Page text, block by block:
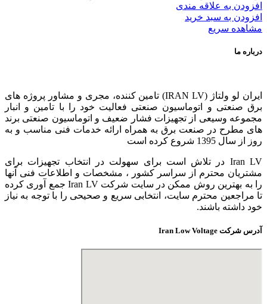
افزودن به علاقه مندی
افزودن به سبد خرید
مشاهده سریع
درباره ما
ایران لو ولتاژ (IRAN LV) تامین کننده، مجری و مشاور پروژه های
برق صنعتی و اتوماسیون صنعتی فعالیت خود را با تامین و انبار
مجموعه وسیعی از تجهیزات فشار ضعیف و اتوماسیون صنعتی برند
های مطرح در صنعت برق به همراه ارائه خدمات فنی مناسب و به
روز از سال 1395 شروع کرده است
Iran LV در تلاش است برای سهولت در انتخاب تجهیزات برای
مشتریان محترم از سراسر کشور ، مشخصات و اطلاعات فنی آنها
را به بهترین روش ممکن در سایت شرکت Iran LV جمع آوری کرده
تا مراجعین محترم سایت، انتخابی سریع و صحیحی را با توجه به نیاز
خود داشته باشند.
آدرس شرکت Iran Low Voltage